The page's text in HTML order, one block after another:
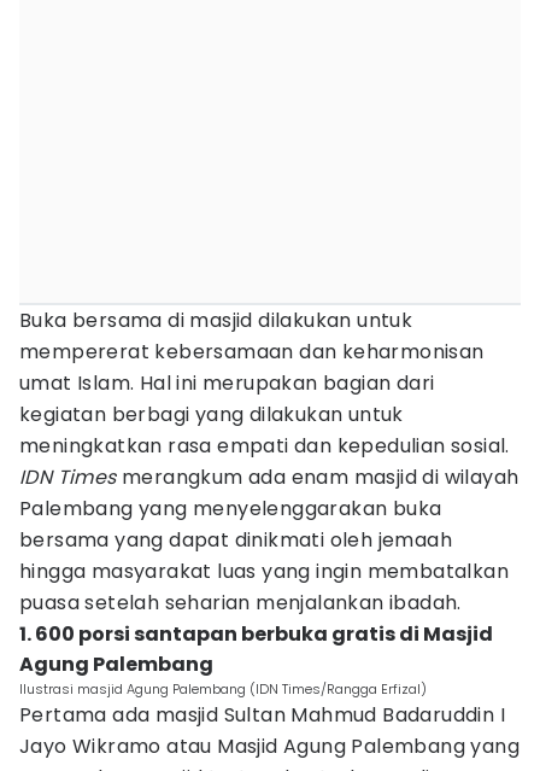
Buka bersama di masjid dilakukan untuk
mempererat kebersamaan dan keharmonisan
umat Islam. Hal ini merupakan bagian dari
kegiatan berbagi yang dilakukan untuk
meningkatkan rasa empati dan kepedulian sosial.
IDN Timesmerangkum ada enam masjid di wilayah
Palembang yang menyelenggarakan buka
bersama yang dapat dinikmati oleh jemaah
hingga masyarakat luas yang ingin membatalkan
puasa setelah seharian menjalankan ibadah.
1. 600 porsi santapan berbuka gratis di Masjid
Agung Palembang
Ilustrasi masjid Agung Palembang (IDN Times/Rangga Erfizal)
Pertama ada masjid Sultan Mahmud Badaruddin I
Jayo Wikramo atau Masjid Agung Palembang yang